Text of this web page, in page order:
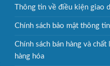
Thông tin về điều kiện giao
Chính sách bảo mật thông tin
Chính sách bán hàng và chất
hàng hóa